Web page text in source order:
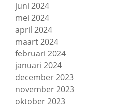
juni 2024
mei 2024
april 2024
maart 2024
februari 2024
januari 2024
december 2023
november 2023
oktober 2023